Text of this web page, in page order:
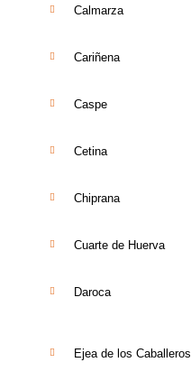
Calmarza
Cariñena
Caspe
Cetina
Chiprana
Cuarte de Huerva
Daroca
Ejea de los Caballeros